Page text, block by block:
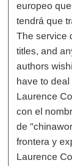
europeo
tendrá que
The service
titles, and
authors
have to
Laurence
con el
de
frontera y
Laurence